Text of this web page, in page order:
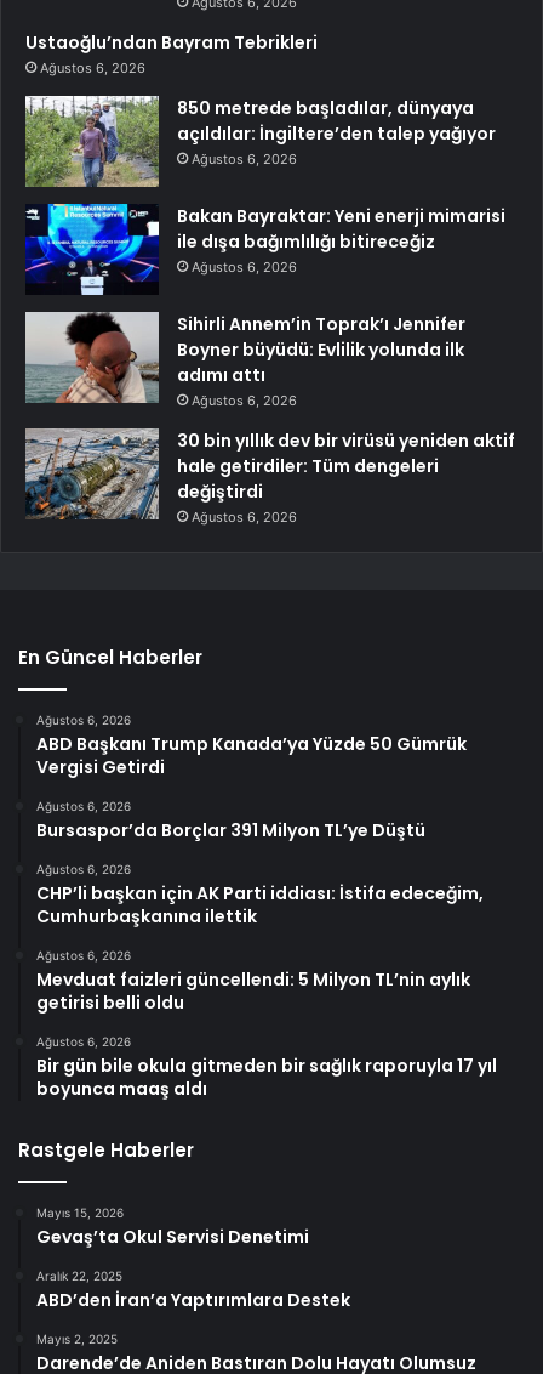
Ustaoğlu’ndan Bayram Tebrikleri
Ağustos 6, 2026
850 metrede başladılar, dünyaya
açıldılar: İngiltere’den talep yağıyor
Ağustos 6, 2026
Bakan Bayraktar: Yeni enerji mimarisi
ile dışa bağımlılığı bitireceğiz
Ağustos 6, 2026
Sihirli Annem’in Toprak’ı Jennifer
Boyner büyüdü: Evlilik yolunda ilk
adımı attı
Ağustos 6, 2026
30 bin yıllık dev bir virüsü yeniden aktif
hale getirdiler: Tüm dengeleri
değiştirdi
Ağustos 6, 2026
En Güncel Haberler
Ağustos 6, 2026
ABD Başkanı Trump Kanada’ya Yüzde 50 Gümrük
Vergisi Getirdi
Ağustos 6, 2026
Bursaspor’da Borçlar 391 Milyon TL’ye Düştü
Ağustos 6, 2026
CHP’li başkan için AK Parti iddiası: İstifa edeceğim,
Cumhurbaşkanına ilettik
Ağustos 6, 2026
Mevduat faizleri güncellendi: 5 Milyon TL’nin aylık
getirisi belli oldu
Ağustos 6, 2026
Bir gün bile okula gitmeden bir sağlık raporuyla 17 yıl
boyunca maaş aldı
Rastgele Haberler
Mayıs 15, 2026
Gevaş’ta Okul Servisi Denetimi
Aralık 22, 2025
ABD’den İran’a Yaptırımlara Destek
Mayıs 2, 2025
Darende’de Aniden Bastıran Dolu Hayatı Olumsuz